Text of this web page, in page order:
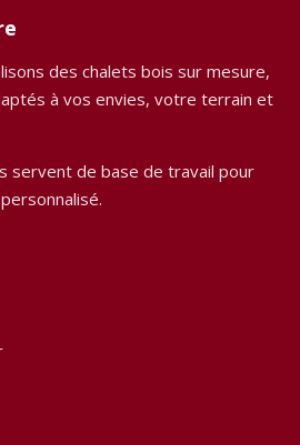
des chalets bois sur mesure,
à vos envies, votre terrain et
servent de base de travail pour